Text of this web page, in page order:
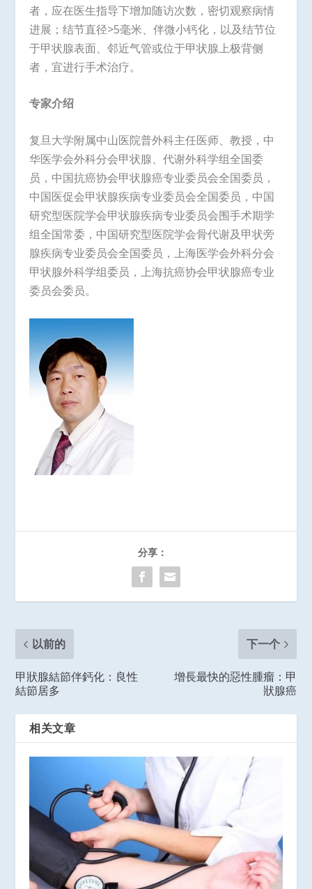
者，应在医生指导下增加随访次数，密切观察病情
进展；结节直径>5毫米、伴微小钙化，以及结节位
于甲状腺表面、邻近气管或位于甲状腺上极背侧
者，宜进行手术治疗。
专家介绍
复旦大学附属中山医院普外科主任医师、教授，中
华医学会外科分会甲状腺、代谢外科学组全国委
员，中国抗癌协会甲状腺癌专业委员会全国委员，
中国医促会甲状腺疾病专业委员会全国委员，中国
研究型医院学会甲状腺疾病专业委员会围手术期学
组全国常委，中国研究型医院学会骨代谢及甲状旁
腺疾病专业委员会全国委员，上海医学会外科分会
甲状腺外科学组委员，上海抗癌协会甲状腺癌专业
委员会委员。
分享：
以前的
甲狀腺結節伴鈣化：良性
結節居多
下一个
增長最快的惡性腫瘤：甲
狀腺癌
相关文章